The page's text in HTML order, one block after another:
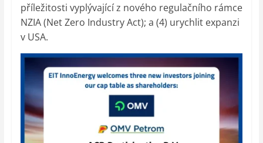
příležitosti vyplývající z nového regulačního rámce
NZIA (Net Zero Industry Act); a (4) urychlit expanzi
v USA.